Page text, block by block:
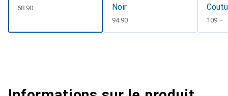
CHF
68.90
Noir
CHF
94.90 CHF
109.–